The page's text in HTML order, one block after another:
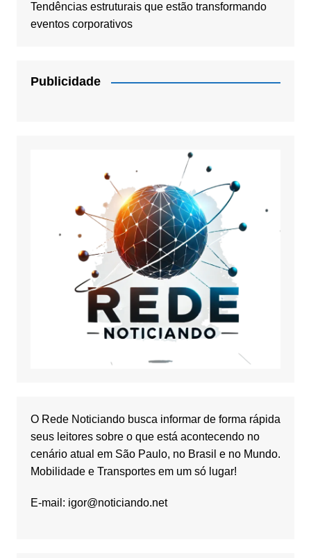
Tendências estruturais que estão transformando
eventos corporativos
Publicidade
O Rede Noticiando busca informar de forma rápida
seus leitores sobre o que está acontecendo no
cenário atual em São Paulo, no Brasil e no Mundo.
Mobilidade e Transportes em um só lugar!
E-mail: igor@noticiando.net